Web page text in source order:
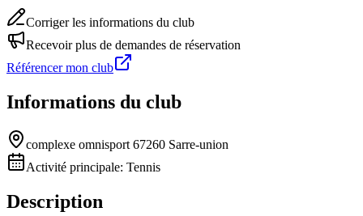
Corriger les informations du club
Recevoir plus de demandes de réservation
Référencer mon club
Informations du club
complexe omnisport 67260 Sarre-union
Activité principale: Tennis
Description